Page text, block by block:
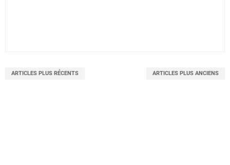
ARTICLES PLUS RÉCENTS ARTICLES PLUS ANCIENS